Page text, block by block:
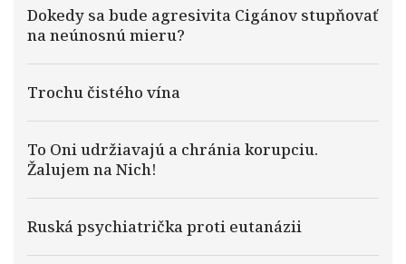
Dokedy sa bude agresivita Cigánov stupňovať
na neúnosnú mieru?
Trochu čistého vína
To Oni udržiavajú a chránia korupciu.
Žalujem na Nich!
Ruská psychiatrička proti eutanázii